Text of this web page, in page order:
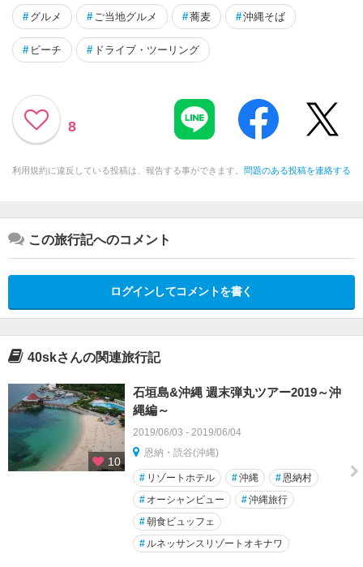
# グルメ # ご当地グルメ #蕎麦 #沖縄そば
# ビーチ # ドライブ・ツーリング
8
利用規約に違反している投稿は、報告する事ができます。 問題のある投稿を連絡する
この旅行記へのコメント
ログインしてコメントを書く
40skさんの関連旅行記
10
石垣島&沖縄 週末弾丸ツアー2019～沖
縄編～
2019/06/03 - 2019/06/04
恩納・読谷(沖縄)
# リゾートホテル #沖縄 #恩納村
# オーシャンビュー #沖縄旅行
#朝食ビュッフェ
# ルネッサンスリゾートオキナワ